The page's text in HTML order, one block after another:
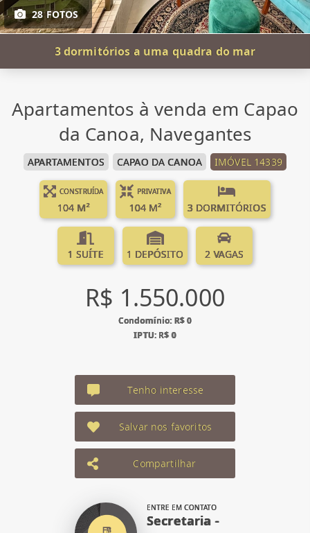
28 FOTOS
3 dormitórios a uma quadra do mar
Apartamentos à venda em Capao
da Canoa, Navegantes
APARTAMENTOS CAPAO DA CANOA IMÓVEL 14339
CONSTRUÍDA
104 M²
PRIVATIVA
104 M² 3 DORMITÓRIOS
1 SUÍTE 1 DEPÓSITO 2 VAGAS
R$ 1.550.000
Condomínio: R$ 0
IPTU: R$ 0
Tenho interesse
Salvar nos favoritos
Compartilhar
ENTRE EM CONTATO
Secretaria -